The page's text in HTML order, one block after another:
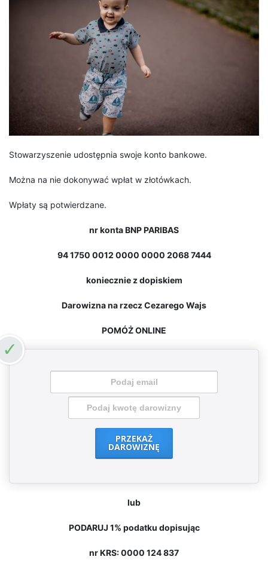
Stowarzyszenie udostępnia swoje konto bankowe.
Można na nie dokonywać wpłat w złotówkach.
Wpłaty są potwierdzane.
nr konta BNP PARIBAS
94 1750 0012 0000 0000 2068 7444
koniecznie z dopiskiem
Darowizna na rzecz Cezarego Wajs
POMÓŻ ONLINE
PRZEKAŻ
DAROWIZNĘ
lub
PODARUJ 1% podatku dopisując
nr KRS: 0000 124 837